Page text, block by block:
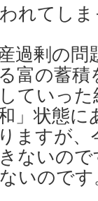
れてし
過剰の
富の蓄
ていっ
」状態に
ますが
ないの
いのです